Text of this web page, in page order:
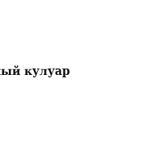
кулуар